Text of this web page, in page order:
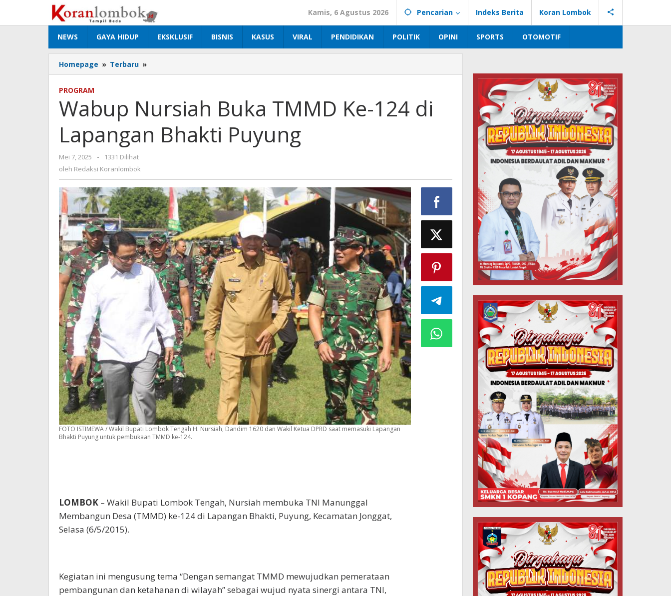
konten
Kamis, 6 Agustus 2026 Pencarian Indeks Berita Koran Lombok
NEWS GAYA HIDUP EKSKLUSIF BISNIS KASUS VIRAL PENDIDIKAN POLITIK OPINI SPORTS OTOMOTIF
Homepage » Terbaru »
Nursiah
Ke-
124
Lapangan
PROGRAM
Wabup Nursiah Buka TMMD Ke-124 di
Lapangan Bhakti Puyung
Mei 7, 2025
oleh
Redaksi
-
1331 Dilihat
oleh Redaksi Koranlombok
FOTO ISTIMEWA / Wakil Bupati Lombok Tengah H. Nursiah, Dandim 1620 dan Wakil Ketua DPRD saat memasuki Lapangan
Bhakti Puyung untuk pembukaan TMMD ke-124.
LOMBOK – Wakil Bupati Lombok Tengah, Nursiah membuka TNI Manunggal
Membangun Desa (TMMD) ke-124 di Lapangan Bhakti, Puyung, Kecamatan Jonggat,
Selasa (6/5/2015).
Kegiatan ini mengusung tema “Dengan semangat TMMD mewujudkan pemerataan
pembangunan dan ketahanan di wilayah” sebagai wujud nyata sinergi antara TNI,